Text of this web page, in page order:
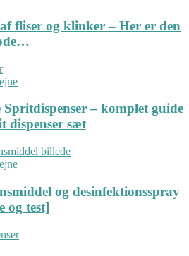
fliser og klinker – Her er den
Spritdispenser – komplet guide
dispenser sæt
og desinfektionsspray
og test]